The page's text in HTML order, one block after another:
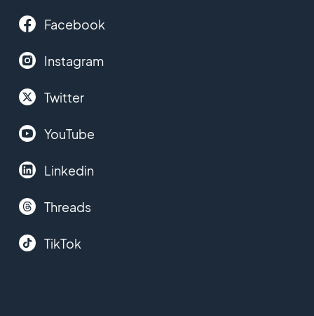
Facebook
Instagram
Twitter
YouTube
Linkedin
Threads
TikTok